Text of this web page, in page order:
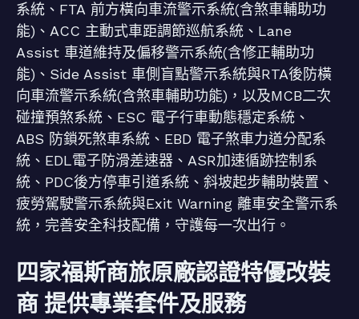
系統、FTA 前方橫向車流警示系統(含煞車輔助功
能)、ACC 主動式車距調節巡航系統、Lane
Assist 車道維持及偏移警示系統(含修正輔助功
能)、Side Assist 車側盲點警示系統與RTA後防橫
向車流警示系統(含煞車輔助功能)，以及MCB二次
碰撞預煞系統、ESC 電子行車動態穩定系統、
ABS 防鎖死煞車系統、EBD 電子煞車力道分配系
統、EDL電子防滑差速器、ASR加速循跡控制系
統、PDC後方停車引道系統、斜坡起步輔助裝置、
疲勞駕駛警示系統與Exit Warning 離車安全警示系
統，完善安全科技配備，守護每一次出行。
四家福斯商旅原廠認證特優改裝
商 提供專業套件及服務